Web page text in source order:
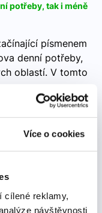
Více o cookies
cílené reklamy,
návštěvnosti
potřeby, tak i méně
písmenem
denní potřeby,
oblastí. V tomto
patří mezi